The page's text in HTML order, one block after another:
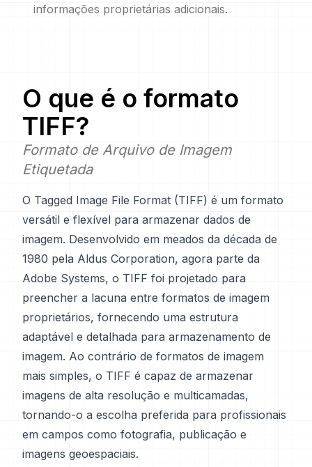
informações proprietárias adicionais.
O que é o formato
TIFF?
Formato de Arquivo de Imagem
Etiquetada
O Tagged Image File Format (TIFF) é um formato
versátil e flexível para armazenar dados de
imagem. Desenvolvido em meados da década de
1980 pela Aldus Corporation, agora parte da
Adobe Systems, o TIFF foi projetado para
preencher a lacuna entre formatos de imagem
proprietários, fornecendo uma estrutura
adaptável e detalhada para armazenamento de
imagem. Ao contrário de formatos de imagem
mais simples, o TIFF é capaz de armazenar
imagens de alta resolução e multicamadas,
tornando-o a escolha preferida para profissionais
em campos como fotografia, publicação e
imagens geoespaciais.